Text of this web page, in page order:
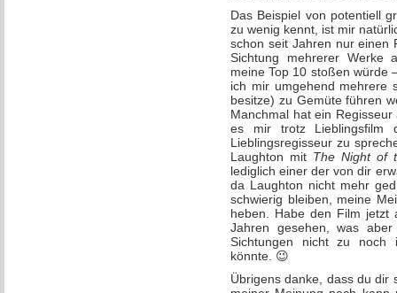
Das Beispiel von potentiell
zu wenig kennt, ist mir
schon seit Jahren nur einen
Sichtung mehrerer Werke
meine Top 10 stoßen würde
ich mir umgehend mehrere
besitze) zu Gemüte führen
Manchmal hat ein
es mir trotz Lieblingsfilm
Lieblingsregisseur zu
Laughton mit The Night of
lediglich einer der von dir
da Laughton nicht mehr
schwierig bleiben, meine
heben. Habe den Film jetzt
Jahren gesehen, was
Sichtungen nicht zu noch
könnte. 😉
Übrigens danke, dass du dir